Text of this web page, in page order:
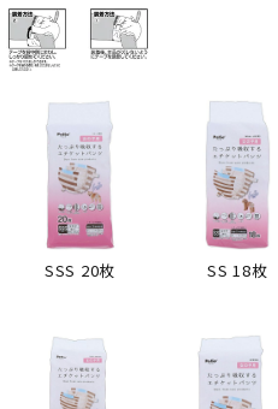
SSS 20枚 SS 18枚